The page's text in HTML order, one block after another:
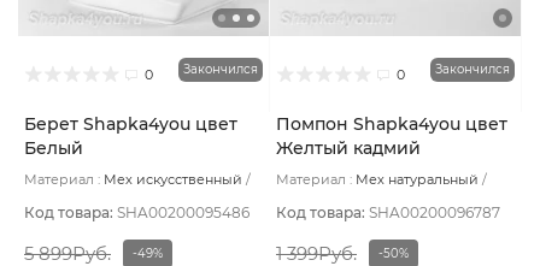
0 Закончился
Берет Shapka4you цвет
Белый
Материал : Мех искусственный
Код товара: SHA00200095486
5 899Руб. -49%
0 Закончился
Помпон Shapka4you цвет
Желтый кадмий
Материал : Мех натуральный
Код товара: SHA00200096787
1 399Руб. -50%